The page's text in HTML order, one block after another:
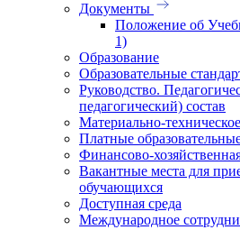
Документы
Положение об
1)
Образование
Образовательные
Руководство.
педагогический) состав
Материально-
Платные
Финансово-
Вакантные места для
обучающихся
Доступная среда
Международное